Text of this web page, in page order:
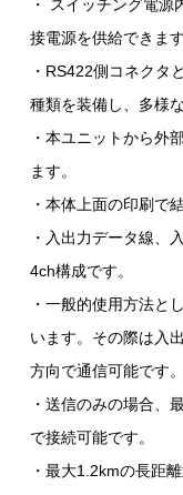
・ スイッチング電
接電源を供給できます
・RS422側コネクタ
種類を装備し、多様
・本ユニットから外
ます。
・本体上面の印刷で
・入出力データ線、
4ch構成です。
・一般的使用方法と
います。その際は入
方向で通信可能です。
・送信のみの場合、
で接続可能です。
・最大1.2kmの長距